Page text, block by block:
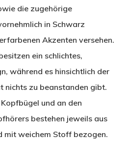
die zugehörige
in Schwarz
Akzenten versehen.
ein schlichtes,
während es hinsichtlich der
nichts zu beanstanden gibt.
und an den
bestehen jeweils aus
mit weichem Stoff bezogen.